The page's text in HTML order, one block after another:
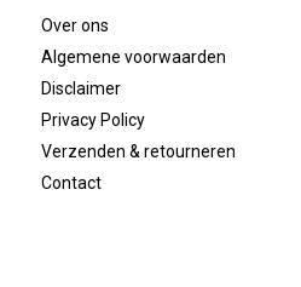
Over ons
Algemene voorwaarden
Disclaimer
Privacy Policy
Verzenden & retourneren
Contact